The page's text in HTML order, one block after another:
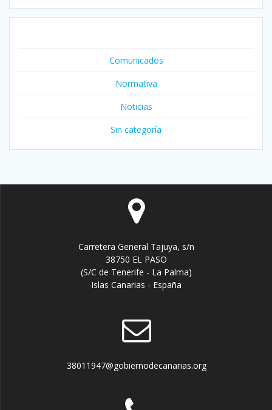
Comunicados
Normativa
Noticias
Sin categoría
Carretera General Tajuya, s/n
38750 EL PASO
(S/C de Tenerife - La Palma)
Islas Canarias - España
38011947@gobiernodecanarias.org